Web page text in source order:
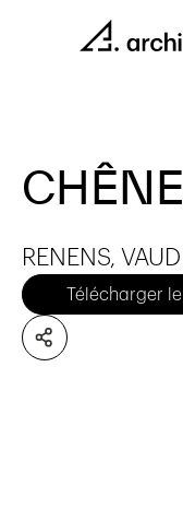
RENENS, VAUD
Télécharger le